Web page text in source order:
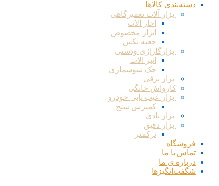
دسته‌بندی کالاها
ابزار آلات تعمیرگاهی
آچار آلات
ابزار مخصوص
جعبه بکس
ابزارگاراژی ودستی
انبر آلات
جک سوسماری
ابزار برقی
کارواش خانگی
ابزار عیب یابی خودرو
کمپرس سنج
ابزار بادی
ابزار دقیق
ترکمتر
فروشگاه
تماس با ما
درباره ی ما
شگفت‌انگیزها